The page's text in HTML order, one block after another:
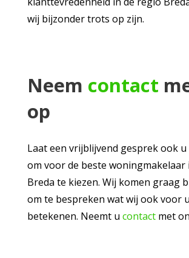
wij bijzonder trots op zijn.
Neem contact
op
Laat een vrijblijvend gesprek ook
om voor de beste woningmakelaar
Breda te kiezen. Wij komen graag
om te bespreken wat wij ook voor
betekenen. Neemt u contactmet